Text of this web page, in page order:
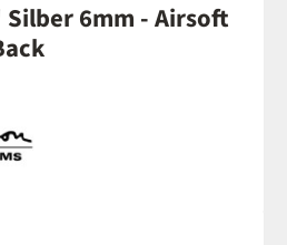
Silber 6mm - Airsoft